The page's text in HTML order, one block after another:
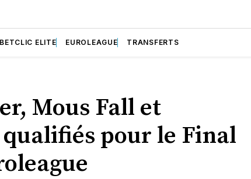
BETCLIC ELITE EUROLEAGUE TRANSFERTS
Mous Fall et
pour le Final